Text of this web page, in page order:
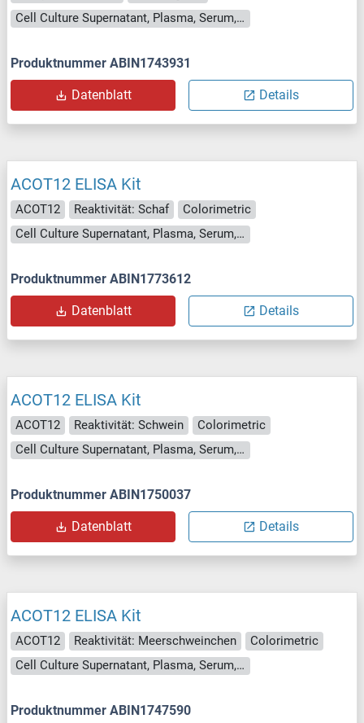
Cell Culture Supernatant, Plasma, Serum, Tissue Homogenate
Produktnummer ABIN1743931
Datenblatt Details
ACOT12 ELISA Kit
ACOT12 Reaktivität: Schaf
Colorimetric
Cell Culture Supernatant, Plasma, Serum, Tissue Homogenate
Produktnummer ABIN1773612
Datenblatt Details
ACOT12 ELISA Kit
ACOT12 Reaktivität: Schwein
Colorimetric
Cell Culture Supernatant, Plasma, Serum, Tissue Homogenate
Produktnummer ABIN1750037
Datenblatt Details
ACOT12 ELISA Kit
ACOT12 Reaktivität: Meerschweinchen
Colorimetric
Cell Culture Supernatant, Plasma, Serum, Tissue Homogenate
Produktnummer ABIN1747590